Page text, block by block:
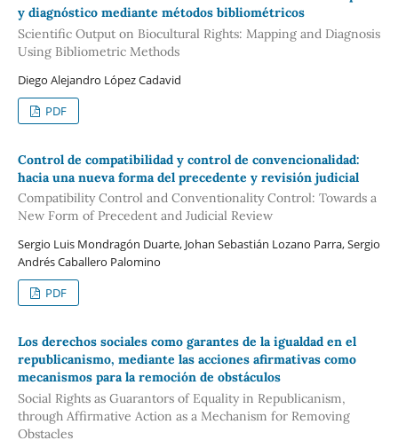
y diagnóstico mediante métodos bibliométricos
Scientific Output on Biocultural Rights: Mapping and Diagnosis
Using Bibliometric Methods
Diego Alejandro López Cadavid
PDF
Control de compatibilidad y control de convencionalidad:
hacia una nueva forma del precedente y revisión judicial
Compatibility Control and Conventionality Control: Towards a
New Form of Precedent and Judicial Review
Sergio Luis Mondragón Duarte, Johan Sebastián Lozano Parra, Sergio
Andrés Caballero Palomino
PDF
Los derechos sociales como garantes de la igualdad en el
republicanismo, mediante las acciones afirmativas como
mecanismos para la remoción de obstáculos
Social Rights as Guarantors of Equality in Republicanism,
through Affirmative Action as a Mechanism for Removing
Obstacles